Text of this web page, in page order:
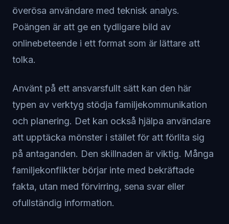
överösa användare med teknisk analys.
Poängen är att ge en tydligare bild av
onlinebeteende i ett format som är lättare att
tolka.
Använt på ett ansvarsfullt sätt kan den här
typen av verktyg stödja familjekommunikation
och planering. Det kan också hjälpa användare
att upptäcka mönster i stället för att förlita sig
på antaganden. Den skillnaden är viktig. Många
familjekonflikter börjar inte med bekräftade
fakta, utan med förvirring, sena svar eller
ofullständig information.